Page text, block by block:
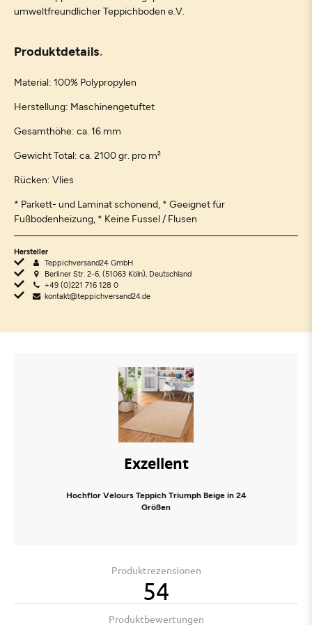
umweltfreundlicher Teppichboden e.V.
Produktdetails
Material: 100% Polypropylen
Herstellung: Maschinengetuftet
Gesamthöhe: ca. 16 mm
Gewicht Total: ca. 2100 gr. pro m²
Rücken: Vlies
* Parkett- und Laminat schonend, * Geeignet für
Fußbodenheizung, * Keine Fussel / Flusen
Hersteller
Teppichversand24 GmbH
Berliner Str. 2-6, (51063 Köln), Deutschland
+49 (0)221 716 128 0
kontakt@teppichversand24.de
Exzellent
Hochflor Velours Teppich Triumph Beige in 24
Größen
Produktrezensionen
54
Produktbewertungen